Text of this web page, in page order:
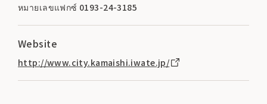
หมายเลขแฟกซ์ 0193-24-3185
Website
http://www.city.kamaishi.iwate.jp/